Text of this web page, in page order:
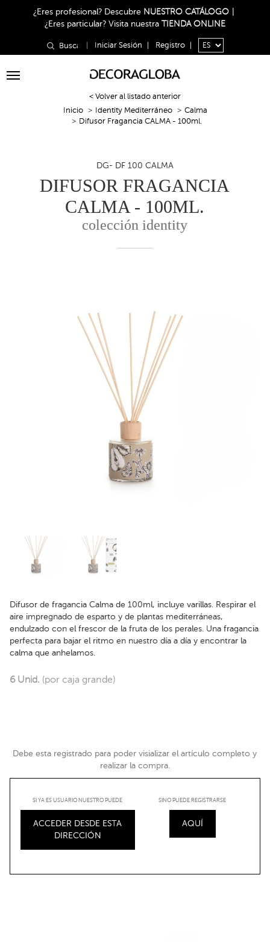
¿Eres profesional? Descubre NUESTRO CATÁLOGO
¿Eres particular? Visita nuestra TIENDA ONLINE
Iniciar Sesión Registro
Toggle
< Volver al listado anterior
Inicio
Identity Mediterráneo
Calma
Difusor Fragancia CALMA - 100ml.
DG- DF 100 CALMA
DIFUSOR FRAGANCIA
CALMA - 100ML.
colección identity
Difusor de fragancia Calma de 100ml, incluye varillas. Respirar el
aire impregnado de esparto y de plantas mediterráneas,
endulzado con el frescor de la fruta de los perales. Una fragancia
perfecta para bajar el ritmo en nuestro día a día y encontrar la
calma que anhelamos.
6 Unid. (por caja grande)
Debe esta registrado para poder visializar el artículo completo y
realizar la compra.
SI YA ES USUARIO NUESTRO PUEDE
ACCEDER DESDE ESTA
DIRECCIÓN
SINO PUEDE REGISTRARSE
AQUÍ